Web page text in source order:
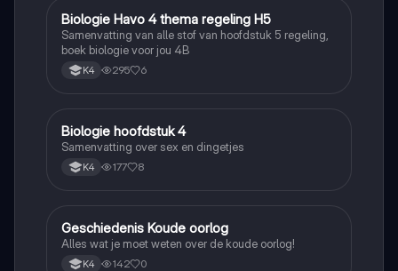
Biologie
Biologie Havo 4 thema regeling H5
Samenvatting van alle stof van hoofdstuk 5 regeling,
boek biologie voor jou 4B
K4 295 6
Biologie
Biologie hoofdstuk 4
Samenvatting over sex en dingetjes
K4 177 8
Geschiedenis
Geschiedenis Koude oorlog
Alles wat je moet weten over de koude oorlog!
K4 142 0